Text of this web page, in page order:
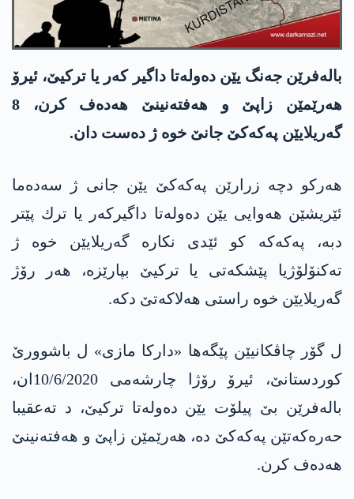
باله‌فرێن جه‌نگ یێن ده‌وله‌تا داگیر كه‌ر یا تركیێ، ئیرۆ
هه‌رێمێن زاپێ و هه‌فته‌نینێ هه‌ده‌ف كرن، 8
گه‌ریلایێن په‌كه‌كێ جانێ خوه‌ ژ ده‌ست دان.
هه‌ركو دچه‌ زرارێن په‌كه‌كێ یێن جانی ژ سه‌ده‌ما
ئێریشێن هه‌وایی یێن ده‌وله‌تا داگیركه‌ر یا ترك پێتر
دبه‌، په‌كه‌كه‌ كو ئێدی نكاره‌ گه‌ریلایێن خوه‌ ژ
ته‌كنۆلۆژیا پێشكه‌تی یا تركیێ بپارێزه‌، هه‌ر رۆژ
گه‌ریلایێن خوه‌ راستی هه‌لاكه‌تێ دكه‌.
ل گۆر چاڤكانیێن پێگه‌ها «داركا مازی» ل باشوورێ
كوردستانێ، ئیرۆ رۆژا چارشه‌می 10/6/2020ان،
باله‌فرێن بێ پیلۆت یێن ده‌وله‌تا تركیێ، د ته‌عقیبا
حه‌ره‌كه‌تێن په‌كه‌كێ ده‌، هه‌رێمێن زاپێ و هه‌فته‌نینێ
هه‌ده‌ف كرن.